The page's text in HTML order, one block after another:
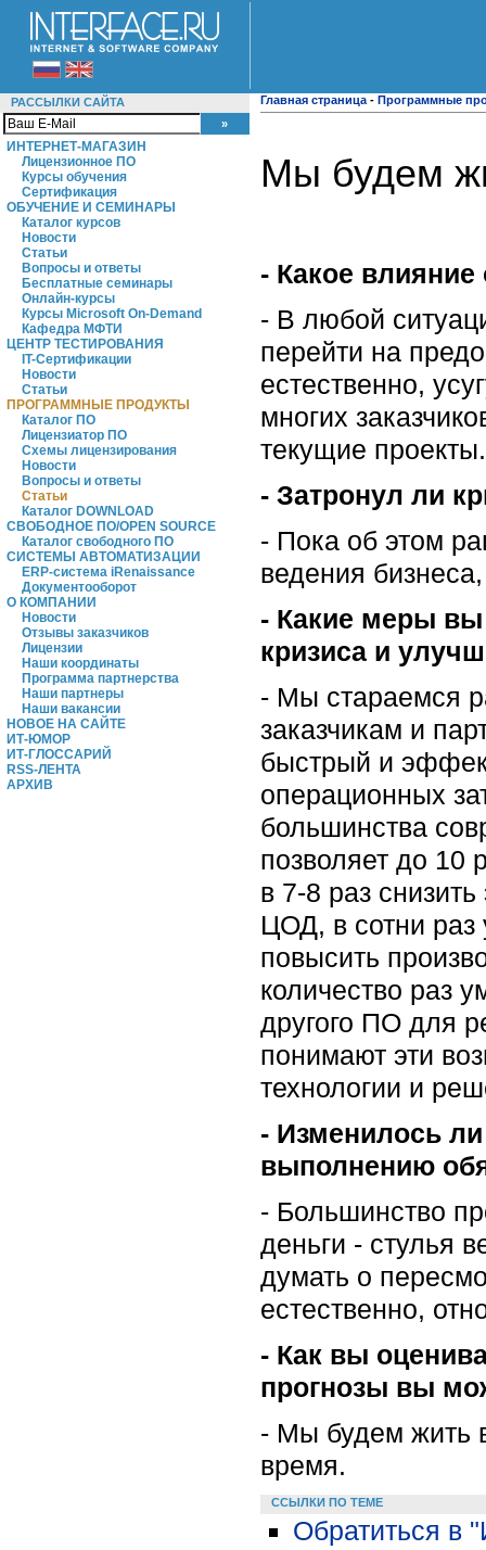
РАССЫЛКИ САЙТА
ИНТЕРНЕТ-МАГАЗИН
Лицензионное ПО
Курсы обучения
Сертификация
ОБУЧЕНИЕ И СЕМИНАРЫ
Каталог курсов
Новости
Статьи
Вопросы и ответы
Бесплатные семинары
Онлайн-курсы
Курсы Microsoft On-Demand
Кафедра МФТИ
ЦЕНТР ТЕСТИРОВАНИЯ
IT-Сертификации
Новости
Статьи
ПРОГРАММНЫЕ ПРОДУКТЫ
Каталог ПО
Лицензиатор ПО
Схемы лицензирования
Новости
Вопросы и ответы
Статьи
Каталог DOWNLOAD
СВОБОДНОЕ ПО/OPEN SOURCE
Каталог свободного ПО
СИСТЕМЫ АВТОМАТИЗАЦИИ
ERP-система iRenaissance
Документооборот
О КОМПАНИИ
Новости
Отзывы заказчиков
Лицензии
Наши координаты
Программа партнерства
Наши партнеры
Наши вакансии
НОВОЕ НА САЙТЕ
ИТ-ЮМОР
ИТ-ГЛОССАРИЙ
RSS-ЛЕНТА
АРХИВ
Главная страница - Программные
Мы будем
- Какое
- В любой
перейти на
естественно,
многих
текущие проекты.
- Затронул ли
- Пока об этом
ведения
- Какие меры вы
кризиса и
- Мы стараемся
заказчикам и
быстрый и
операционных
большинства
позволяет до 10
в 7-8 раз
ЦОД, в сотни раз
повысить
количество раз
другого ПО для
понимают эти
технологии и
- Изменилось
выполнению
- Большинство
деньги - стулья
думать о
естественно,
- Как вы
прогнозы вы
- Мы будем жить
время.
ССЫЛКИ ПО ТЕМЕ
Обратиться в